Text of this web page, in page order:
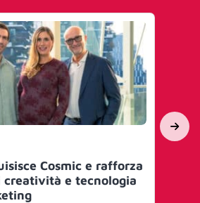
Cosmic e rafforza
creatività e tecnologia